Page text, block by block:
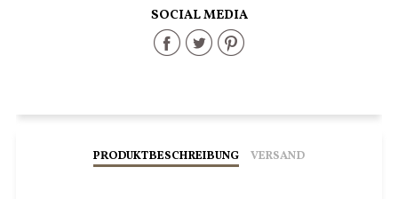
SOCIAL MEDIA
Share
Facebook
Share
Twitter
Share
Pinterest
PRODUKTBESCHREIBUNG VERSAND